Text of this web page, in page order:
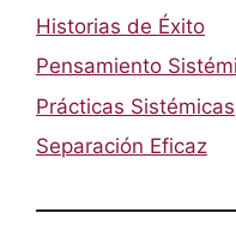
Historias de Éxito
Pensamiento
Prácticas Sistémicas
Separación Eficaz